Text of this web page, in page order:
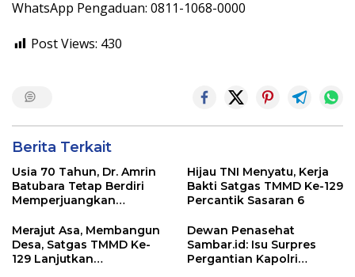
WhatsApp Pengaduan: 0811-1068-0000
Post Views: 430
Berita Terkait
Usia 70 Tahun, Dr. Amrin
Batubara Tetap Berdiri
Memperjuangkan
Hijau TNI Menyatu, Kerja
Bakti Satgas TMMD Ke-129
Percantik Sasaran 6
Merajut Asa, Membangun
Desa, Satgas TMMD Ke-
129 Lanjutkan
Dewan Penasehat
Sambar.id: Isu Surpres
Pergantian Kapolri